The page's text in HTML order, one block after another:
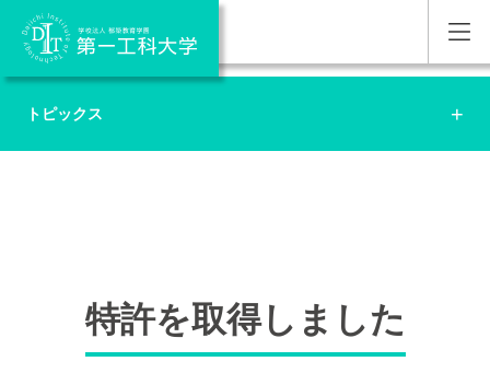
トピックス
特許を取得しました